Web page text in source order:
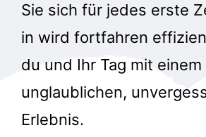
Sie sich für jedes erste
in wird fortfahren
du und Ihr Tag mit einem
unglaublichen,
Erlebnis.